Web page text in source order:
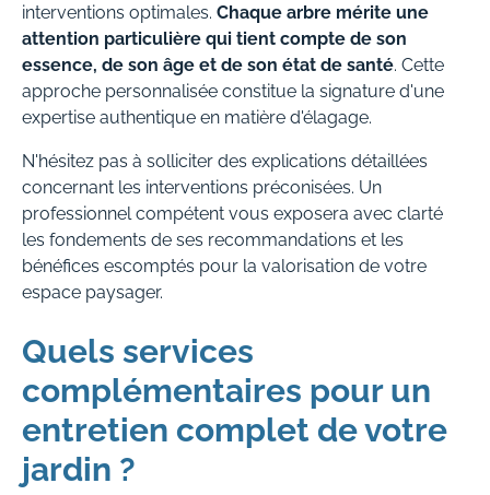
interventions optimales. Chaque arbre mérite une
attention particulière qui tient compte de son
essence, de son âge et de son état de santé. Cette
approche personnalisée constitue la signature d'une
expertise authentique en matière d'élagage.
N'hésitez pas à solliciter des explications détaillées
concernant les interventions préconisées. Un
professionnel compétent vous exposera avec clarté
les fondements de ses recommandations et les
bénéfices escomptés pour la valorisation de votre
espace paysager.
Quels services
complémentaires pour un
entretien complet de votre
jardin ?